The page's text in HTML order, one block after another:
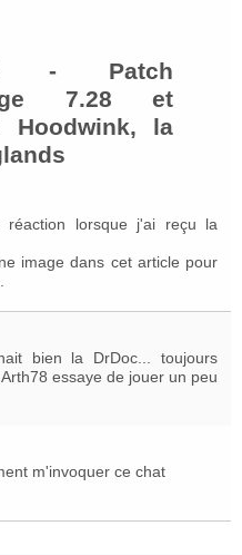
- Patch
7.28 et
Hoodwink, la
lorsque j'ai reçu la
image dans cet article pour
bien la DrDoc... toujours
essaye de jouer un peu
m'invoquer ce chat